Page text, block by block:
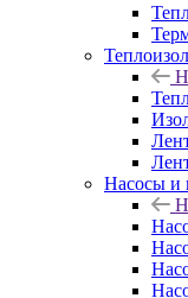
Насосы и